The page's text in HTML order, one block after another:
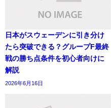
日本がスウェーデンに引き分け
たら突破できる？グループF最終
戦の勝ち点条件を初心者向けに
解説
2026年6月16日